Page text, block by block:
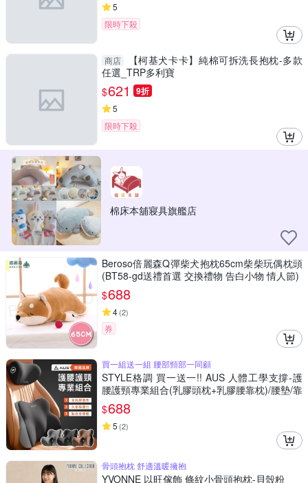
5
限時下殺
商店
【柯基犬卡卡】純棉可拆洗長抱枕-多款
任選_TRP多利寶
$621 9折
5
限時下殺
棉床本舖寢具旗艦店
Beroso倍麗森Q彈柴犬抱枕65cm柴柴玩偶枕頭
(BT58-gd送禮首選 交換禮物 告白小物 情人節)
$688
4(2)
券
買一組送一組 腰部頸部一同顧
STYLE格調 買一送一!! AUS 人體工學支撐-護
腰護頸專業組合(乳膠頭枕+乳膠腰靠枕)/腰墊/靠
墊/椅背墊/腰枕/頸枕
$688
5 (2)
骨頭抱枕 舒適溫暖擁抱
YVONNE 以旺傢飾 條紋小骨頭抱枕-貝殼粉